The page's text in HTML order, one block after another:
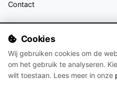
Contact
VOLG ONS
Cookies
Wij gebruiken cookies om de
om het gebruik te analyseren.
wilt toestaan. Lees meer in onze